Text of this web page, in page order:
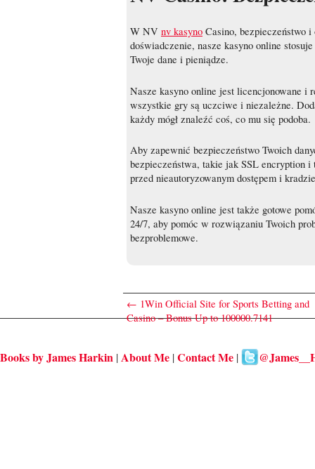
W NV nv kasyno Casino, bezpieczeństwo
doświadczenie, nasze kasyno online
Twoje dane i pieniądze.
Nasze kasyno online jest licencjonowane i
wszystkie gry są uczciwe i niezależne.
każdy mógł znaleźć coś, co mu się podoba.
Aby zapewnić bezpieczeństwo Twoich
bezpieczeństwa, takie jak SSL encryption
przed nieautoryzowanym dostępem i
Nasze kasyno online jest także gotowe
24/7, aby pomóc w rozwiązaniu Twoich
bezproblemowe.
← 1Win Official Site for Sports Betting and
Casino – Bonus Up to 100000.7141
Books by James Harkin About Me Contact Me